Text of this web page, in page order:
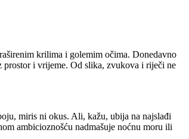
krilima i golemim očima. Donedavno
prostor i vrijeme. Od slika, zvukova i riječi ne
miris ni okus. Ali, kažu, ubija na najslađi
ambicioznošću nadmašuje noćnu moru ili